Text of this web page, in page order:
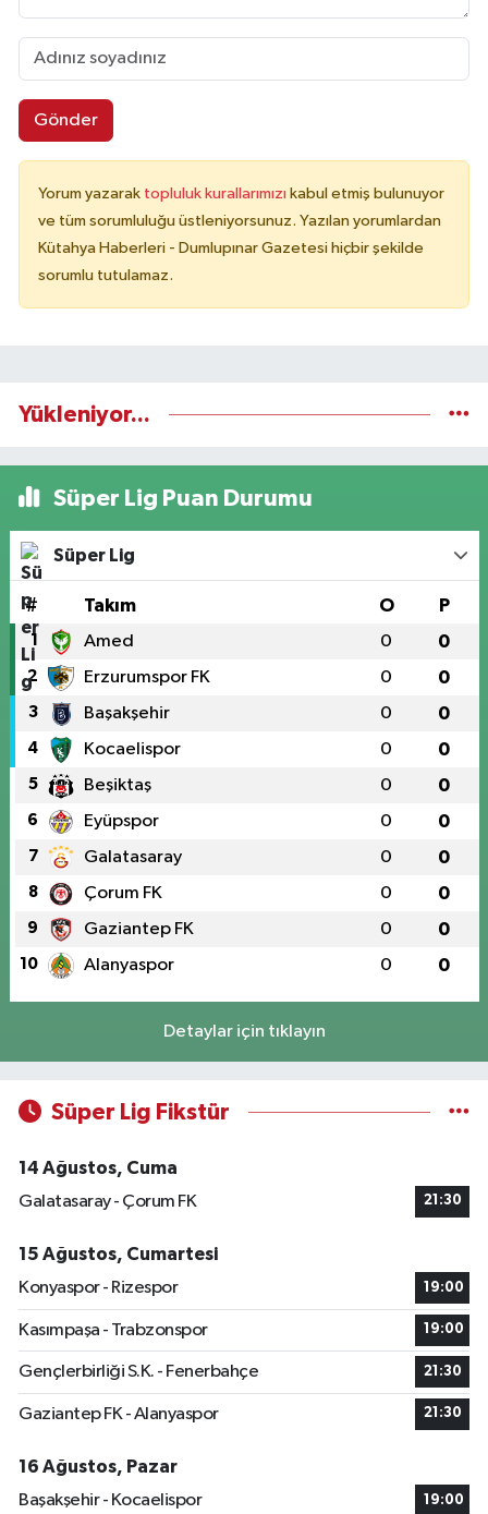
Gönder
Yorum yazarak topluluk kurallarımızı kabul etmiş bulunuyor
ve tüm sorumluluğu üstleniyorsunuz. Yazılan yorumlardan
Kütahya Haberleri - Dumlupınar Gazetesi hiçbir şekilde
sorumlu tutulamaz.
Yükleniyor...
Süper Lig Puan Durumu
Süper Lig
# Takım O P
1 Amed 0 0
2 Erzurumspor FK 0 0
3 Başakşehir 0 0
4 Kocaelispor 0 0
5 Beşiktaş 0 0
6 Eyüpspor 0 0
7 Galatasaray 0 0
8 Çorum FK 0 0
9 Gaziantep FK 0 0
10 Alanyaspor 0 0
Detaylar için tıklayın
Süper Lig Fikstür
14 Ağustos, Cuma
Galatasaray - Çorum FK
21:30
15 Ağustos, Cumartesi
Konyaspor - Rizespor
19:00
Kasımpaşa - Trabzonspor 19:00
Gençlerbirliği S.K. - Fenerbahçe 21:30
Gaziantep FK - Alanyaspor 21:30
16 Ağustos, Pazar
Başakşehir - Kocaelispor
19:00